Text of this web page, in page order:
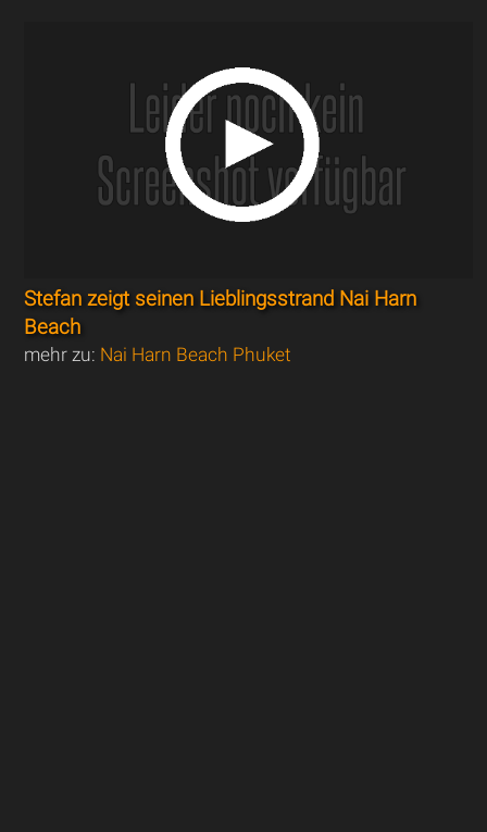
Stefan zeigt seinen Lieblingsstrand Nai Harn
Beach
mehr zu: Nai Harn Beach Phuket